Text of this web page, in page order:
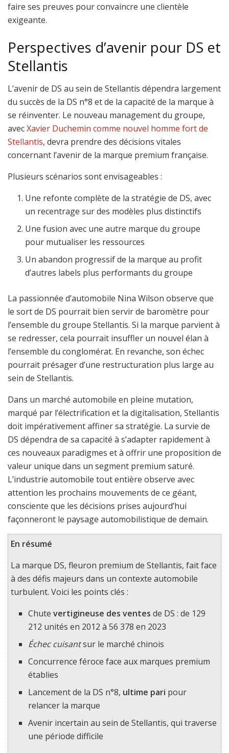
faire ses preuves pour convaincre une clientèle
exigeante.
Perspectives d’avenir pour DS et
Stellantis
L’avenir de DS au sein de Stellantis dépendra largement
du succès de la DS n°8 et de la capacité de la marque à
se réinventer. Le nouveau management du groupe,
avecXavier Duchemin comme nouvel homme fort de
Stellantis, devra prendre des décisions vitales
concernant l’avenir de la marque premium française.
Plusieurs scénarios sont envisageables :
Une refonte complète de la stratégie de DS, avec
un recentrage sur des modèles plus distinctifs
Une fusion avec une autre marque du groupe
pour mutualiser les ressources
Un abandon progressif de la marque au profit
d’autres labels plus performants du groupe
La passionnée d’automobile Nina Wilson observe que
le sort de DS pourrait bien servir de baromètre pour
l’ensemble du groupe Stellantis. Si la marque parvient à
se redresser, cela pourrait insuffler un nouvel élan à
l’ensemble du conglomérat. En revanche, son échec
pourrait présager d’une restructuration plus large au
sein de Stellantis.
Dans un marché automobile en pleine mutation,
marqué par l’électrification et la digitalisation, Stellantis
doit impérativement affiner sa stratégie. La survie de
DS dépendra de sa capacité à s’adapter rapidement à
ces nouveaux paradigmes et à offrir une proposition de
valeur unique dans un segment premium saturé.
L’industrie automobile tout entière observe avec
attention les prochains mouvements de ce géant,
consciente que les décisions prises aujourd’hui
façonneront le paysage automobilistique de demain.
En résumé
La marque DS, fleuron premium de Stellantis, fait face
à des défis majeurs dans un contexte automobile
turbulent. Voici les points clés :
Chutevertigineuse des ventes de DS : de 129
212 unités en 2012 à 56 378 en 2023
Échec cuisantsur le marché chinois
Concurrence féroce face aux marques premium
établies
Lancement de la DS n°8, ultime pari pour
relancer la marque
Avenir incertain au sein de Stellantis, qui traverse
une période difficile